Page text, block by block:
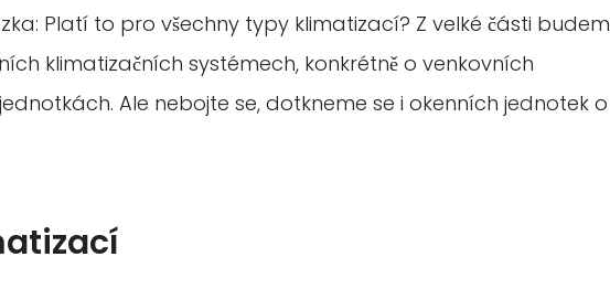
Platí to pro všechny typy klimatizací? Z velké části
klimatizačních systémech, konkrétně o venkovních
Ale nebojte se, dotkneme se i okenních jednotek